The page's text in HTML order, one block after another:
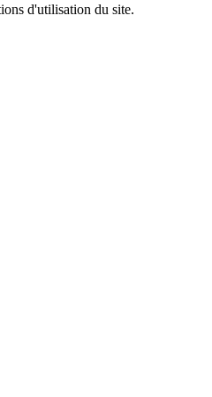
d'utilisation du site.